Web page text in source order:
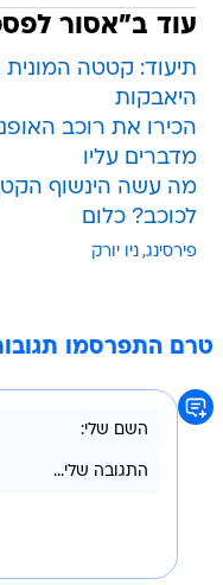
עוד ב"אסור
תיעוד: קטטה
היאבקות
הכירו את רוכב
מדברים עליו
מה עשה הינשוף
לכוכב? כלום
פירסינג ניו יורק
טרם התפרסמו